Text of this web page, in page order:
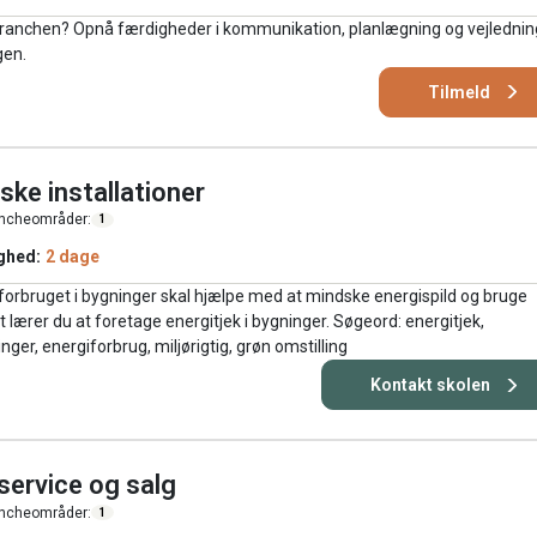
Opnå færdigheder i kommunikation, planlægning og
Tilmeld
installationer
1
2 dage
i bygninger skal hjælpe med at mindske energispild og bruge
lærer du at foretage energitjek i bygninger. Søgeord: energitjek,
energiforbrug, miljørigtig, grøn omstilling
Kontakt skolen
og salg
1